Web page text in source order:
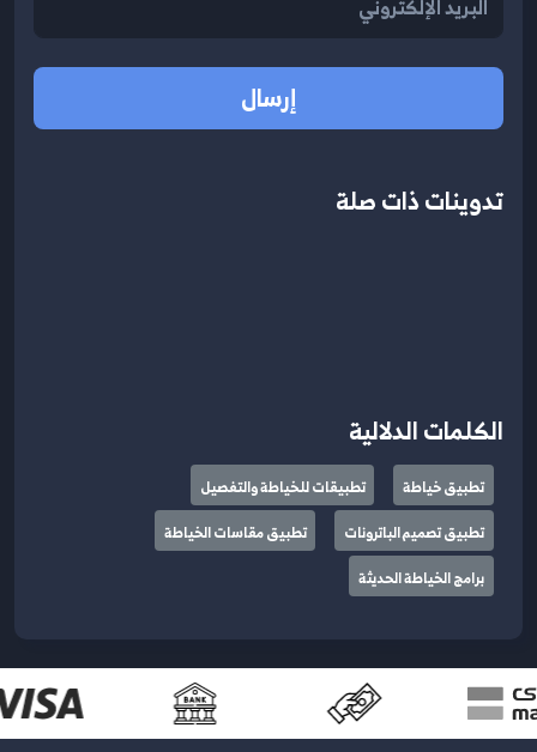
إرسال
تدوينات ذات صلة
الكلمات الدلالية
تطبيق خياطة
تطبيقات للخياطة والتفصيل
تطبيق تصميم الباترونات
تطبيق مقاسات الخياطة
برامج الخياطة الحديثة